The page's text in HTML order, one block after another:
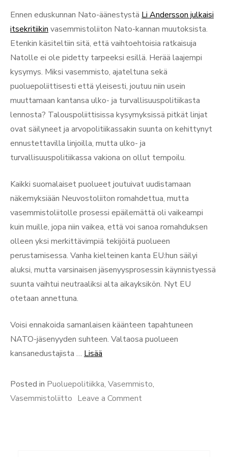
Ennen eduskunnan Nato-äänestystä Li Andersson julkaisi
itsekritiikin vasemmistoliiton Nato-kannan muutoksista.
Etenkin käsiteltiin sitä, että vaihtoehtoisia ratkaisuja
Natolle ei ole pidetty tarpeeksi esillä. Herää laajempi
kysymys. Miksi vasemmisto, ajateltuna sekä
puoluepoliittisesti että yleisesti, joutuu niin usein
muuttamaan kantansa ulko- ja turvallisuuspolitiikasta
lennosta? Talouspoliittisissa kysymyksissä pitkät linjat
ovat säilyneet ja arvopolitiikassakin suunta on kehittynyt
ennustettavilla linjoilla, mutta ulko- ja
turvallisuuspolitiikassa vakiona on ollut tempoilu.
Kaikki suomalaiset puolueet joutuivat uudistamaan
näkemyksiään Neuvostoliiton romahdettua, mutta
vasemmistoliitolle prosessi epäilemättä oli vaikeampi
kuin muille, jopa niin vaikea, että voi sanoa romahduksen
olleen yksi merkittävimpiä tekijöitä puolueen
perustamisessa. Vanha kielteinen kanta EU:hun säilyi
aluksi, mutta varsinaisen jäsenyysprosessin käynnistyessä
suunta vaihtui neutraaliksi alta aikayksikön. Nyt EU
otetaan annettuna.
Voisi ennakoida samanlaisen käänteen tapahtuneen
NATO-jäsenyyden suhteen. Valtaosa puolueen
kansanedustajista … Lisää
aika
ajatella
Posted in Puoluepolitiikka, Vasemmisto,
Vasemmistoliitto Leave a Commenton